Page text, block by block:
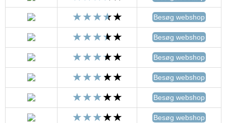
Besøg webshop
Besøg webshop
Besøg webshop
Besøg webshop
Besøg webshop
Besøg webshop